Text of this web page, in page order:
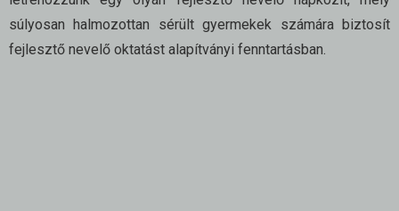
súlyosan halmozottan sérült gyermekek számára biztosít
fejlesztő nevelő oktatást alapítványi fenntartásban.